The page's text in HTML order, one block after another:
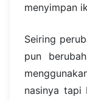
menyimpan
Seiring
pun
nasinya tapi